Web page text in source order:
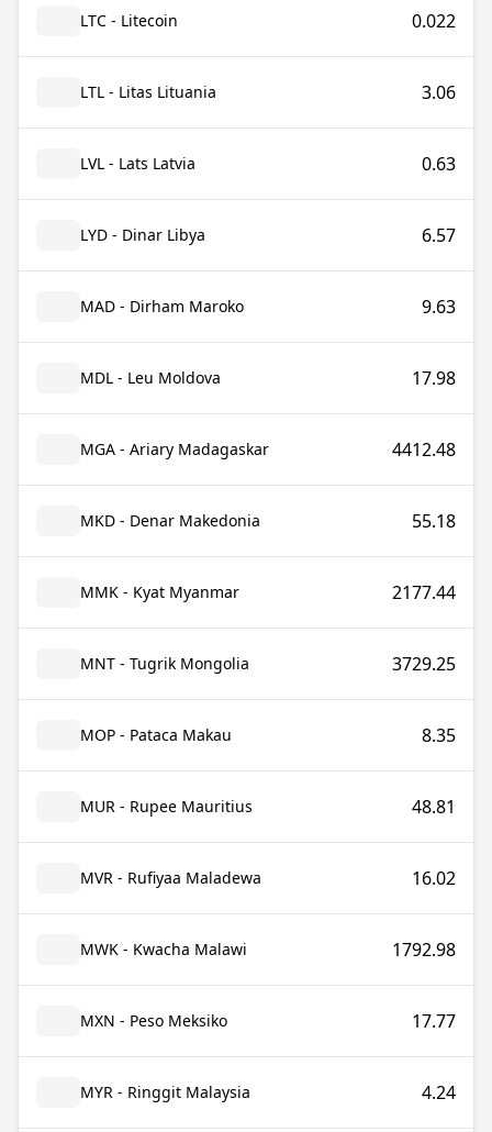
LTC - Litecoin 0.022
LTL - Litas Lituania 3.06
LVL - Lats Latvia 0.63
LYD - Dinar Libya 6.57
MAD - Dirham Maroko 9.63
MDL - Leu Moldova 17.98
MGA - Ariary Madagaskar 4412.48
MKD - Denar Makedonia 55.18
MMK - Kyat Myanmar 2177.44
MNT - Tugrik Mongolia 3729.25
MOP - Pataca Makau 8.35
MUR - Rupee Mauritius 48.81
MVR - Rufiyaa Maladewa 16.02
MWK - Kwacha Malawi 1792.98
MXN - Peso Meksiko 17.77
MYR - Ringgit Malaysia 4.24